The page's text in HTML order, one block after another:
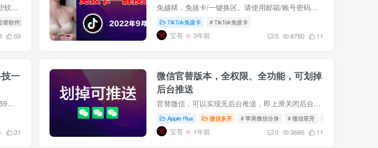
在宝哥这里定制证书或者多开的，都免费送一些软件安装包，为了方便美女靓仔们下载和更新，搭建了一个软件源，并且开启了CDN全球加速。 因为这个CDN+存储桶，成本比较高，所以部分app需要付费解...
软件源 # 全能签软件源
69
免越狱，免拔卡/一键换区。请使用邮箱/账号密码登录。Tiktok对网络要求远高于YouTube，如果点赞/关注无法同步，请自行更换VPN/梯子，或使用老账号登录。 宝哥Emby公益服上线，VIP/SVIP用户免费...
TikTok免拔卡 # TikTok免拔卡
宝哥 3年前 5 8780 11
一
VIP、SVIP，赠送宝哥软件源解锁码1年【价值59元】。软件源目前有30+软件，包含Tiktok免拔卡、抖音增强版、ins增强版、WhatsApp增强版、酷我音乐会员等，均可无限多开！ 宝哥Emby公益服上线，VIP...
31
微信官替版本，全权限、全功能，可划掉
后台推送
官替微信，可以实现无后台推送，即上滑关闭后台依然可以接收信息提示。 此版本包含与增强版相同的插件，可以实现诸多特殊功能。比如朋友圈一键转发、微信密友、防撤回、虚拟视频、隐藏伪装等等...
Apple Plus 微信多开 # 苹果微信分身 # 微信双开
宝哥 1年前 0 3686 11